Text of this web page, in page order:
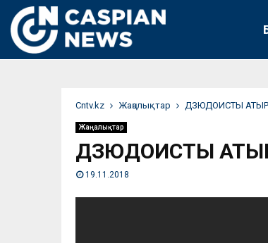
Сntv.kz Жаңалықтар ДЗЮДОИСТЫ
Жаңалықтар
ДЗЮДОИСТЫ
19.11.2018